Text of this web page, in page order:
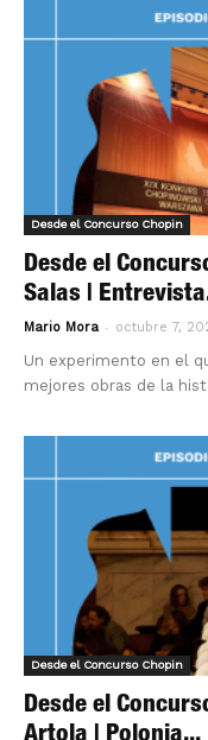
Desde el Concurso Chopin
Desde el
Salas |
Mario Mora - octubre 7,
Un experimento en el
mejores obras de la
Desde el Concurso Chopin
Desde el